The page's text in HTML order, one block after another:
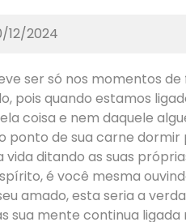
12/2024
ser só nos momentos
pois quando estamos
coisa e nem daquele
ponto de sua carne
ditando as suas
é você mesma
amado, esta seria a
sua mente continua